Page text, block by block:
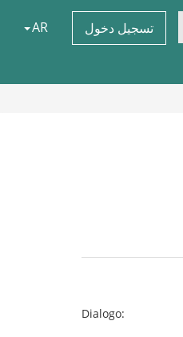
تسجيل دخول AR
Dialogo: